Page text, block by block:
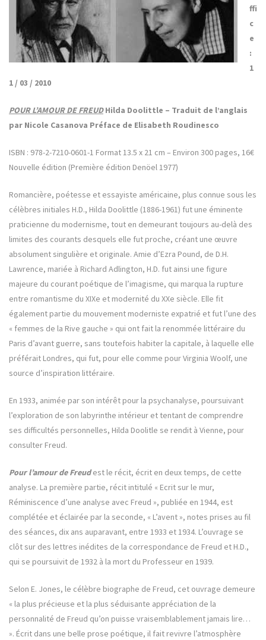
ffi
c
e
:
1
1 / 03 / 2010
POUR L’AMOUR DE FREUD Hilda Doolittle – Traduit de l’anglais
par Nicole Casanova Préface de Elisabeth Roudinesco
ISBN : 978-2-7210-0601-1 Format 13.5 x 21 cm – Environ 300 pages, 16€
Nouvelle édition (Première édition Denöel 1977)
Romancière, poétesse et essayiste américaine, plus connue sous les
célèbres initiales H.D., Hilda Doolittle (1886-1961) fut une éminente
praticienne du modernisme, tout en demeurant toujours au-delà des
limites des courants desquels elle fut proche, créant une œuvre
absolument singulière et originale. Amie d’Ezra Pound, de D.H.
Lawrence, mariée à Richard Adlington, H.D. fut ainsi une figure
majeure du courant poétique de l’imagisme, qui marqua la rupture
entre romantisme du XIXe et modernité du XXe siècle. Elle fit
également partie du mouvement moderniste expatrié et fut l’une des
« femmes de la Rive gauche » qui ont fait la renommée littéraire du
Paris d’avant guerre, sans toutefois habiter la capitale, à laquelle elle
préférait Londres, qui fut, pour elle comme pour Virginia Woolf, une
source d’inspiration littéraire.
En 1933, animée par son intérêt pour la psychanalyse, poursuivant
l’exploration de son labyrinthe intérieur et tentant de comprendre
ses difficultés personnelles, Hilda Doolitle se rendit à Vienne, pour
consulter Freud.
Pour l’amour de Freudest le récit, écrit en deux temps, de cette
analyse. La première partie, récit intitulé « Ecrit sur le mur,
Réminiscence d’une analyse avec Freud », publiée en 1944, est
complétée et éclairée par la seconde, « L’avent », notes prises au fil
des séances, dix ans auparavant, entre 1933 et 1934. L’ouvrage se
clôt sur des lettres inédites de la correspondance de Freud et H.D.,
qui se poursuivit de 1932 à la mort du Professeur en 1939.
Selon E. Jones, le célèbre biographe de Freud, cet ouvrage demeure
« la plus précieuse et la plus séduisante appréciation de la
personnalité de Freud qu’on puisse vraisemblablement jamais lire…
». Écrit dans une belle prose poétique, il fait revivre l’atmosphère